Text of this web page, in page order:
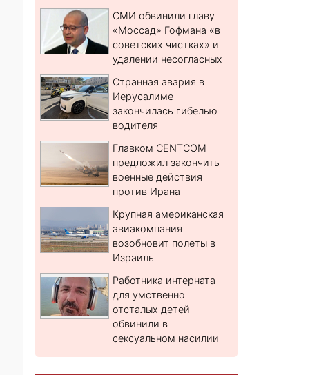
СМИ обвинили главу
«Моссад» Гофмана «в
советских чистках» и
удалении несогласных
Странная авария в
Иерусалиме
закончилась гибелью
водителя
Главком CENTCOM
предложил закончить
военные действия
против Ирана
Крупная американская
авиакомпания
возобновит полеты в
Израиль
Работника интерната
для умственно
отсталых детей
обвинили в
сексуальном насилии